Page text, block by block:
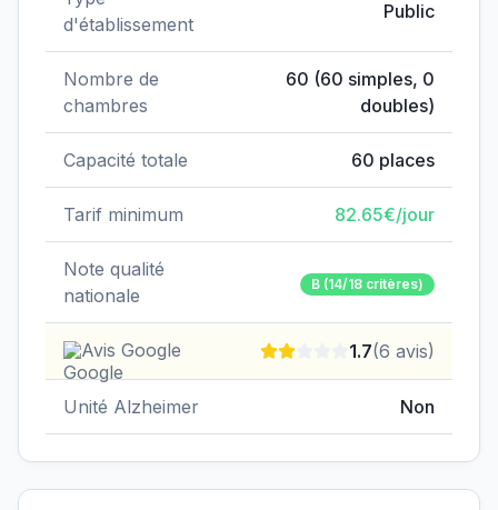
d'établissement
Public
Nombre de
chambres
60 (60 simples, 0
doubles)
Capacité totale 60 places
Tarif minimum 82.65€/jour
Note qualité
nationale
B (14/18 critères)
Avis Google 1.7(6 avis)
Unité Alzheimer Non